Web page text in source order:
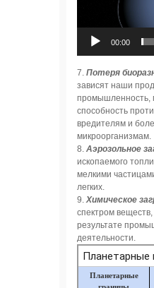
00:00
7. Потеря
зависят наши
промышленность,
способность
вредителям и
микроорганизмам.
8. Аэрозольное
ископаемого
мелкими
легких.
9. Химическое
спектром
результате
деятельности.